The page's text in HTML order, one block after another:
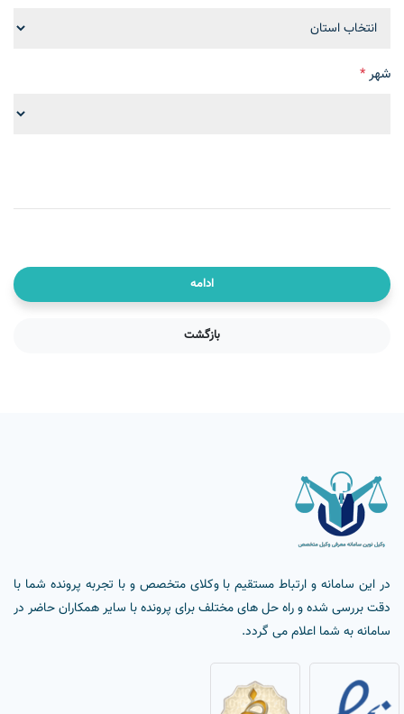
شهر*
ادامه
بازگشت
در این سامانه و ارتباط مستقیم با وکلای متخصص و با تجربه پرونده شما با
دقت بررسی شده و راه حل های مختلف برای پرونده با سایر همکاران حاضر در
سامانه به شما اعلام می گردد.